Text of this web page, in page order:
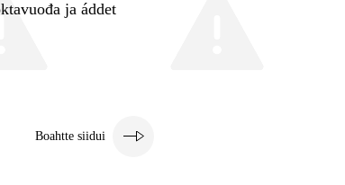
ja áddet
Boahtte siidui